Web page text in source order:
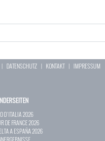
| DATENSCHUTZ | KONTAKT| IMPRESSUM
D`ITALIA 2026
DE FRANCE 2026
A ESPAÑA 2026